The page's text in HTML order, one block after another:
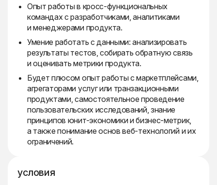
Опыт работы в кросс-функциональных
командах с разработчиками, аналитиками
и менеджерами продукта.
Умение работать с данными: анализировать
результаты тестов, собирать обратную связь
и оценивать метрики продукта.
Будет плюсом опыт работы с маркетплейсами,
агрегаторами услуг или транзакционными
продуктами, самостоятельное проведение
пользовательских исследований, знание
принципов юнит-экономики и бизнес-метрик,
а также понимание основ веб-технологий и их
ограничений.
условия